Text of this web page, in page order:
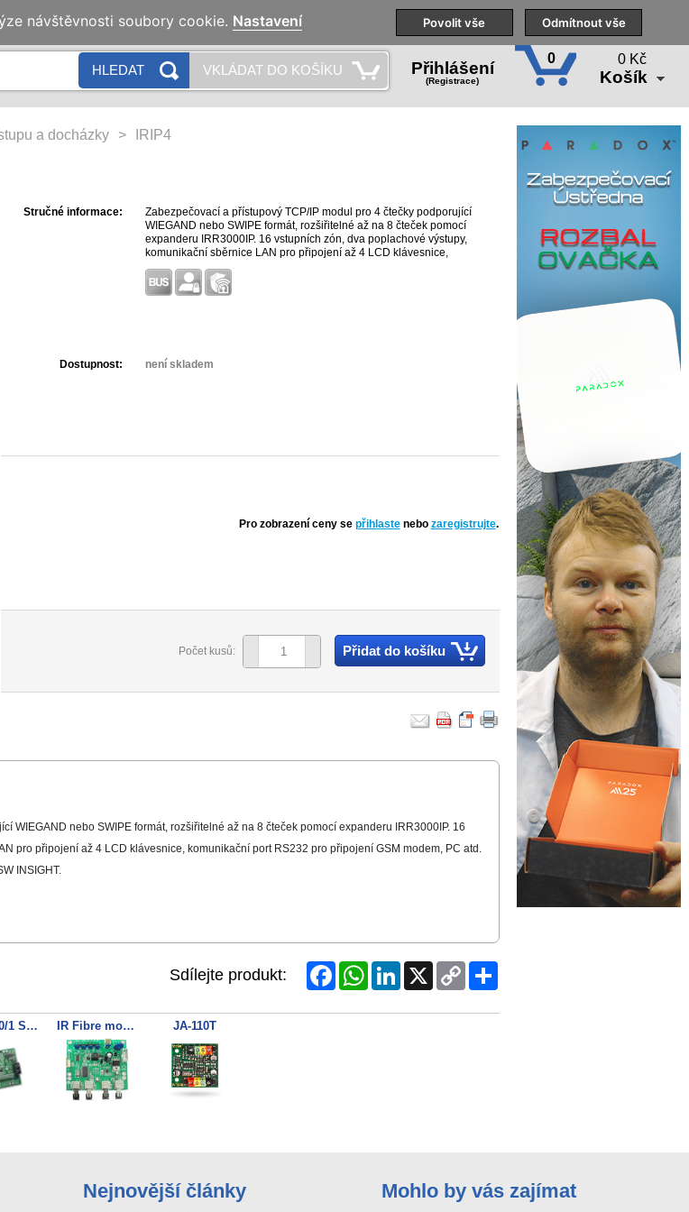
Naše pobočky Technická podpora Školení
HLEDAT VKLÁDAT DO KOŠÍKU Přihlášení
(Registrace)
0 0 Kč
Košík
a docházky > IRIP4
Stručné informace:
Zabezpečovací a přístupový TCP/IP modul pro 4 čtečky podporující
WIEGAND nebo SWIPE formát, rozšiřitelné až na 8 čteček pomocí
expanderu IRR3000IP. 16 vstupních zón, dva poplachové výstupy,
komunikační sběrnice LAN pro připojení až 4 LCD klávesnice,
komunikační port RS232 pro připojení GSM modem, PC atd.
Programováni a vzdálený monitoring po TCP/IP je zabezpečen SW
INSIGHT.
Dostupnost: není skladem
Pro zobrazení ceny se přihlaste nebo zaregistrujte.
Počet kusů: Přidat do košíku
WIEGAND nebo SWIPE formát, rozšiřitelné až na 8 čteček pomocí expanderu IRR3000IP. 16
pro připojení až 4 LCD klávesnice, komunikační port RS232 pro připojení GSM modem, PC atd.
INSIGHT.
Sdílejte produkt: FacebookWhatsAppLinkedIn
X
Copy
Link
Share
IRR3000/1 Single Door Access IR Fibre modem Single Mode JA-110T
Nejnovější články Mohlo by vás zajímat
návštěvnosti soubory cookie. Nastavení Povolit vše Odmítnout vše